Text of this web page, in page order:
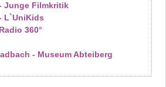
Junge Filmkritik
L`UniKids
360°
- Museum Abteiberg